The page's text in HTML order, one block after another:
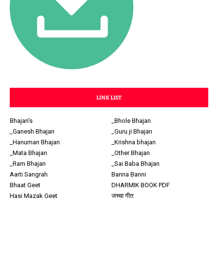
LINK LIST
Bhajan's
_Bhole Bhajan
_Ganesh Bhajan
_Guru ji Bhajan
_Hanuman Bhajan
_Krishna bhajan
_Mata Bhajan
_Other Bhajan
_Ram Bhajan
_Sai Baba Bhajan
Aarti Sangrah
Banna Banni
Bhaat Geet
DHARMIK BOOK PDF
Hasi Mazak Geet
जच्चा गीत